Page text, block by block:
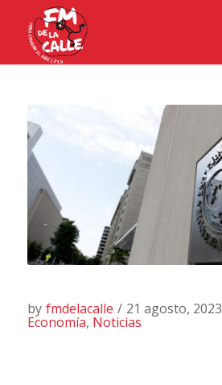
by fmdelacalle / 21 agosto, 2023
Economía, Noticias